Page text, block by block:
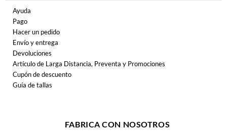
Ayuda
Pago
Hacer un pedido
Envío y entrega
Devoluciones
Artículo de Larga Distancia, Preventa y Promociones
Cupón de descuento
Guía de tallas
FABRICA CON NOSOTROS